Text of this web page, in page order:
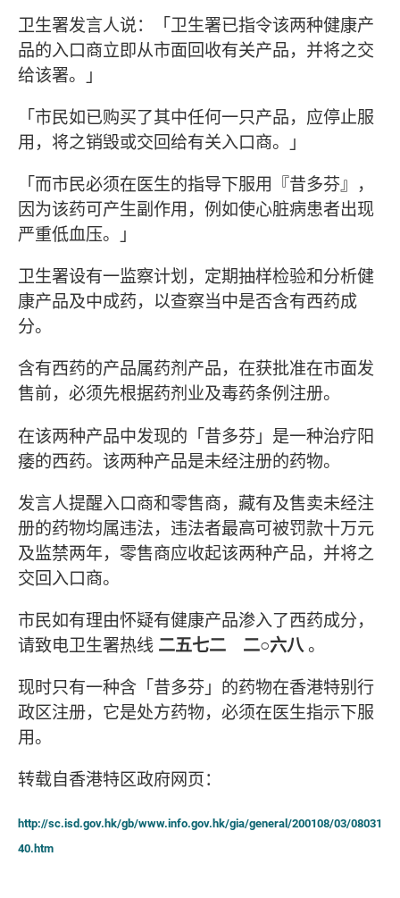
卫生署发言人说：「卫生署已指令该两种健康产
品的入口商立即从市面回收有关产品，并将之交
给该署。」
「市民如已购买了其中任何一只产品，应停止服
用，将之销毁或交回给有关入口商。」
「而市民必须在医生的指导下服用『昔多芬』，
因为该药可产生副作用，例如使心脏病患者出现
严重低血压。」
卫生署设有一监察计划，定期抽样检验和分析健
康产品及中成药，以查察当中是否含有西药成
分。
含有西药的产品属药剂产品，在获批准在市面发
售前，必须先根据药剂业及毒药条例注册。
在该两种产品中发现的「昔多芬」是一种治疗阳
痿的西药。该两种产品是未经注册的药物。
发言人提醒入口商和零售商，藏有及售卖未经注
册的药物均属违法，违法者最高可被罚款十万元
及监禁两年，零售商应收起该两种产品，并将之
交回入口商。
市民如有理由怀疑有健康产品渗入了西药成分，
请致电卫生署热线 二五七二 二○六八。
现时只有一种含「昔多芬」的药物在香港特别行
政区注册，它是处方药物，必须在医生指示下服
用。
转载自香港特区政府网页：
http://sc.isd.gov.hk/gb/www.info.gov.hk/gia/general/200108/03/08031
40.htm